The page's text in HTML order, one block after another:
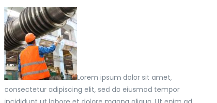
Lorem ipsum dolor sit amet,
consectetur adipiscing elit, sed do eiusmod tempor